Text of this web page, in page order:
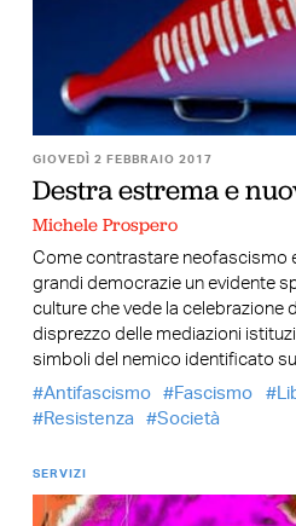
GIOVEDÌ 2 FEBBRAIO 2017
Destra estrema e
Michele Prospero
Come contrastare neofascismo
grandi democrazie un evidente
culture che vede la celebrazione
disprezzo delle mediazioni
simboli del nemico identificato
Antifascismo
Fascismo
Resistenza
Società
SERVIZI